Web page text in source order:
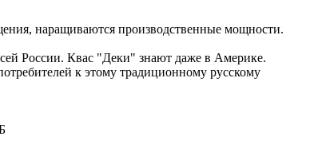
наращиваются производственные мощности.
России. Квас "Деки" знают даже в Америке.
к этому традиционному русскому